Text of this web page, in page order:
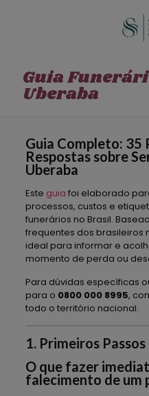
Guia
Uberaba
Guia Completo: 35
Respostas sobre
Uberaba
Este guia foi elaborado
processos, custos e
funerários no Brasil.
frequentes dos brasileiros
ideal para informar e
momento de perda ou
Para dúvidas específicas
para o 0800 000 8995,
todo o território nacional.
1. Primeiros
O que fazer
falecimento de um